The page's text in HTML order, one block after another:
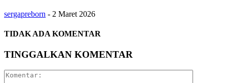
sergapreborn - 2 Maret 2026
TIDAK ADA KOMENTAR
TINGGALKAN KOMENTAR